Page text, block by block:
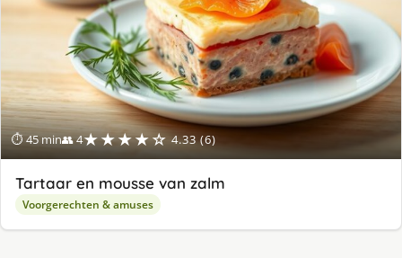
⏱ 45 min👥 4★★★★☆ 4.33 (6)
Tartaar en mousse van zalm
Voorgerechten & amuses